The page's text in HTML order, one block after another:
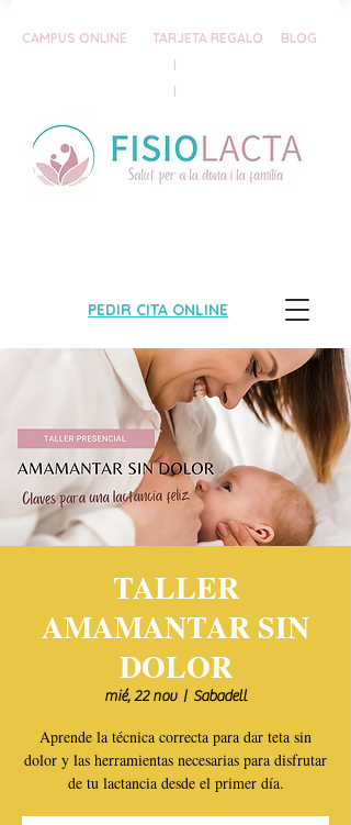
PEDIR CITA ONLINE
CAMPUS ONLINE TARJETA REGALO BLOG
TALLER
AMAMANTAR SIN
DOLOR
mié, 22 nov
  |
Sabadell
Aprende la técnica correcta para dar teta sin
dolor y las herramientas necesarias para disfrutar
de tu lactancia desde el primer día.